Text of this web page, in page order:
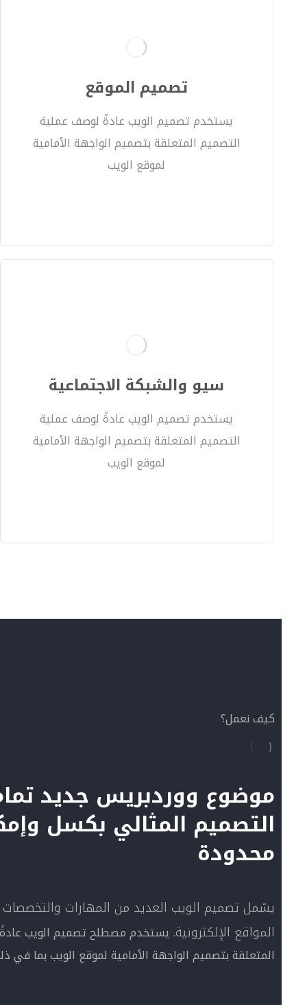
تصميم الموقع
يستخدم تصميم الويب عادةً لوصف عملية
التصميم المتعلقة بتصميم الواجهة الأمامية
لموقع الويب
سيو والشبكة الاجتماعية
يستخدم تصميم الويب عادةً لوصف عملية
التصميم المتعلقة بتصميم الواجهة الأمامية
لموقع الويب
كيف نعمل؟
موضوع ووردبريس جديد
التصميم المثالي بكسل
محدودة
يشمل تصميم الويب العديد من المهارات والتخصصات
المواقع الإلكترونية. يستخدم مصطلح تصميم الويب
المتعلقة بتصميم الواجهة الأمامية لموقع الويب بما في